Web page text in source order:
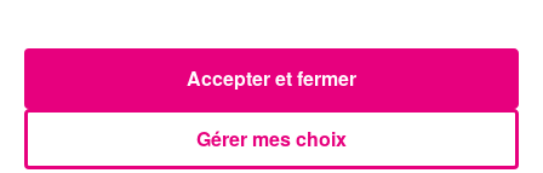
Gérer mes choix
Accepter et fermer